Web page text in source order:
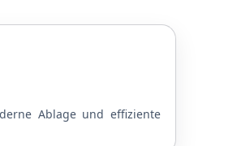
Ablage und effiziente